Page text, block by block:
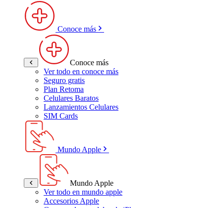
Conoce más
Conoce más
Ver todo en conoce más
Seguro gratis
Plan Retoma
Celulares Baratos
Lanzamientos Celulares
SIM Cards
Mundo Apple
Mundo Apple
Ver todo en mundo apple
Accesorios Apple